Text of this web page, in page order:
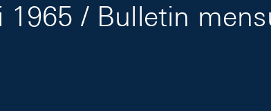
/ Bulletin